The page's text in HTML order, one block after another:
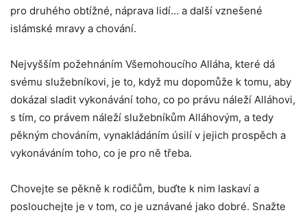
pro druhého obtížné, náprava lidí… a další vznešené
islámské mravy a chování.
Nejvyšším požehnáním Všemohoucího Alláha, které dá
svému služebníkovi, je to, když mu dopomůže k tomu, aby
dokázal sladit vykonávání toho, co po právu náleží Alláhovi,
s tím, co právem náleží služebníkům Alláhovým, a tedy
pěkným chováním, vynakládáním úsilí v jejich prospěch a
vykonáváním toho, co je pro ně třeba.
Chovejte se pěkně k rodičům, buďte k nim laskaví a
poslouchejte je v tom, co je uznávané jako dobré. Snažte